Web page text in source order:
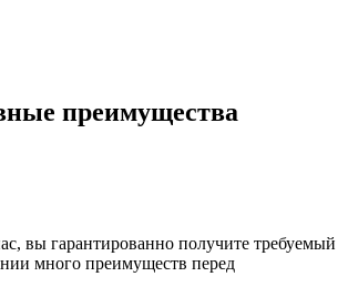
преимущества
вы гарантированно получите требуемый
много преимуществ перед